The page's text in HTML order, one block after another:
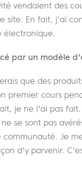
vendaient des
site. En fait, j'ai
électronique.
par un modèle
que des
premier cours
je ne l'ai pas fait.
se sont pas
Je
d'y parvenir.